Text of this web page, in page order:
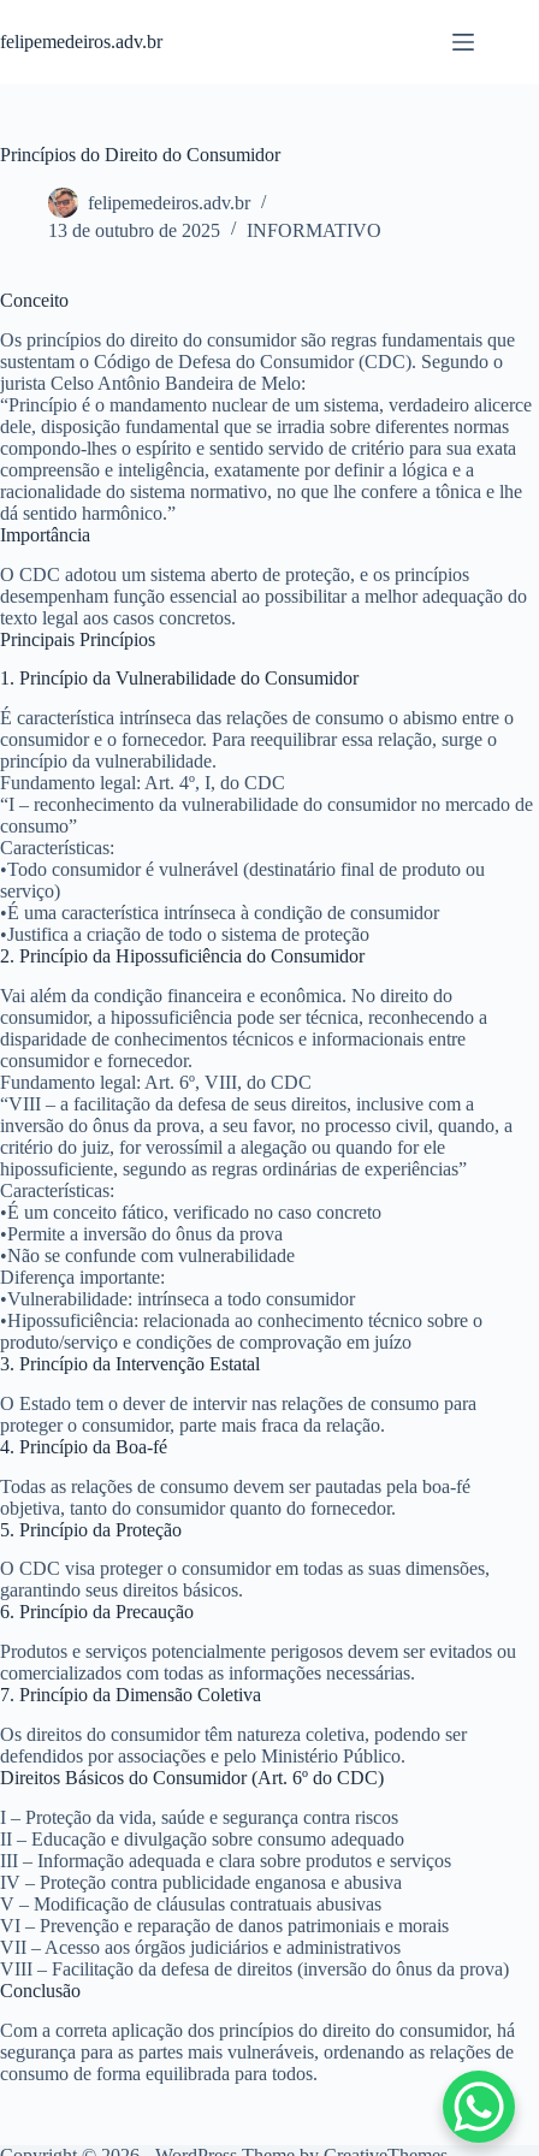
para
o
felipemedeiros.adv.br
Princípios do Direito do Consumidor
felipemedeiros.adv.br
13 de outubro de 2025
INFORMATIVO
Conceito
Os princípios do direito do consumidorsão regras fundamentais que
sustentam o Código de Defesa do Consumidor (CDC). Segundo o
jurista Celso Antônio Bandeira de Melo:
“Princípio é o mandamento nuclear de um sistema, verdadeiro alicerce
dele, disposição fundamental que se irradia sobre diferentes normas
compondo-lhes o espírito e sentido servido de critério para sua exata
compreensão e inteligência, exatamente por definir a lógica e a
racionalidade do sistema normativo, no que lhe confere a tônica e lhe
dá sentido harmônico.”
Importância
O CDC adotou um sistema aberto de proteção, e os princípios
desempenham função essencial ao possibilitar a melhor adequação do
texto legal aos casos concretos.
Principais Princípios
1. Princípio da Vulnerabilidade do Consumidor
É característica intrínseca das relações de consumo o abismo entre o
consumidor e o fornecedor. Para reequilibrar essa relação, surge o
princípio da vulnerabilidade.
Fundamento legal: Art. 4º, I, do CDC
“I – reconhecimento da vulnerabilidade do consumidor no mercado de
consumo”
Características:
•Todo consumidor é vulnerável (destinatário final de produto ou
serviço)
•É uma característica intrínseca à condição de consumidor
•Justifica a criação de todo o sistema de proteção
2. Princípio da Hipossuficiência do Consumidor
Vai além da condição financeira e econômica. No direito do
consumidor, a hipossuficiência pode sertécnica, reconhecendo a
disparidade de conhecimentos técnicos e informacionais entre
consumidor e fornecedor.
Fundamento legal: Art. 6º, VIII, do CDC
“VIII – a facilitação da defesa de seus direitos, inclusive com a
inversão do ônus da prova, a seu favor, no processo civil, quando, a
critério do juiz, for verossímil a alegação ou quando for ele
hipossuficiente, segundo as regras ordinárias de experiências”
Características:
•É um conceito fático, verificado no caso concreto
•Permite a inversão do ônus da prova
•Não se confunde com vulnerabilidade
Diferença importante:
•Vulnerabilidade: intrínseca a todo consumidor
•Hipossuficiência: relacionada ao conhecimento técnico sobre o
produto/serviço e condições de comprovação em juízo
3. Princípio da Intervenção Estatal
O Estado tem o dever de intervir nas relações de consumo para
proteger o consumidor, parte mais fraca da relação.
4. Princípio da Boa-fé
Todas as relações de consumo devem ser pautadas pela boa-fé
objetiva, tanto do consumidor quanto do fornecedor.
5. Princípio da Proteção
O CDC visa proteger o consumidor em todas as suas dimensões,
garantindo seus direitos básicos.
6. Princípio da Precaução
Produtos e serviços potencialmente perigosos devem ser evitados ou
comercializados com todas as informações necessárias.
7. Princípio da Dimensão Coletiva
Os direitos do consumidor têm natureza coletiva, podendo ser
defendidos por associações e pelo Ministério Público.
Direitos Básicos do Consumidor (Art. 6º do CDC)
I – Proteção da vida, saúde e segurança contra riscos
II – Educação e divulgação sobre consumo adequado
III – Informação adequada e clara sobre produtos e serviços
IV – Proteção contra publicidade enganosa e abusiva
V – Modificação de cláusulas contratuais abusivas
VI – Prevenção e reparação de danos patrimoniais e morais
VII – Acesso aos órgãos judiciários e administrativos
VIII – Facilitação da defesa de direitos (inversão do ônus da prova)
Conclusão
Com a correta aplicação dos princípios do direito do consumidor, há
segurança para as partes mais vulneráveis, ordenando as relações de
consumo de forma equilibrada para todos.